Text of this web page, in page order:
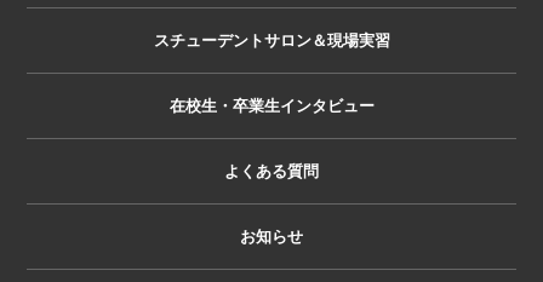
スチューデントサロン＆現場実習
在校生・卒業生インタビュー
よくある質問
お知らせ